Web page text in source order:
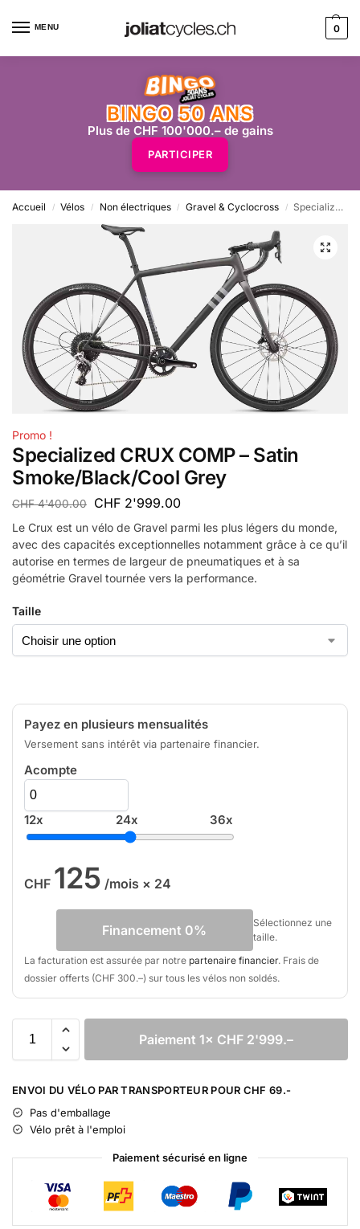
MENU 0
BINGO 50 ANS
Plus de CHF 100'000.– de gains
PARTICIPER
Accueil / Vélos / Non électriques / Gravel & Cyclocross / Specialized CRUX COMP – Satin Smoke/Black/Cool Grey
Promo !
Specialized CRUX COMP – Satin
Smoke/Black/Cool Grey
CHF4'400.00 CHF 2'999.00
Le Crux est un vélo de Gravel parmi les plus légers du monde,
avec des capacités exceptionnelles notamment grâce à ce qu’il
autorise en termes de largeur de pneumatiques et à sa
géométrie Gravel tournée vers la performance.
Taille
Payez en plusieurs mensualités
Versement sans intérêt via partenaire financier.
Acompte
12x 24x 36x
CHF 125 /mois × 24
Financement 0%
Sélectionnez une
taille.
La facturation est assurée par notre partenaire financier. Frais de
dossier offerts (CHF 300.–) sur tous les vélos non soldés.
Paiement 1× CHF 2'999.–
l
t
e
n
ENVOI DU VÉLO PAR TRANSPORTEUR POUR CHF 69.-
Pas d'emballage
Vélo prêt à l'emploi
Paiement sécurisé en ligne